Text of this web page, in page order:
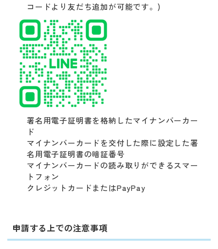
コードより友だち追加が可能です。)
署名用電子証明書を格納したマイナンバーカー
ド
マイナンバーカードを交付した際に設定した署
名用電子証明書の暗証番号
マイナンバーカードの読み取りができるスマー
トフォン
クレジットカードまたはPayPay
申請する上での注意事項